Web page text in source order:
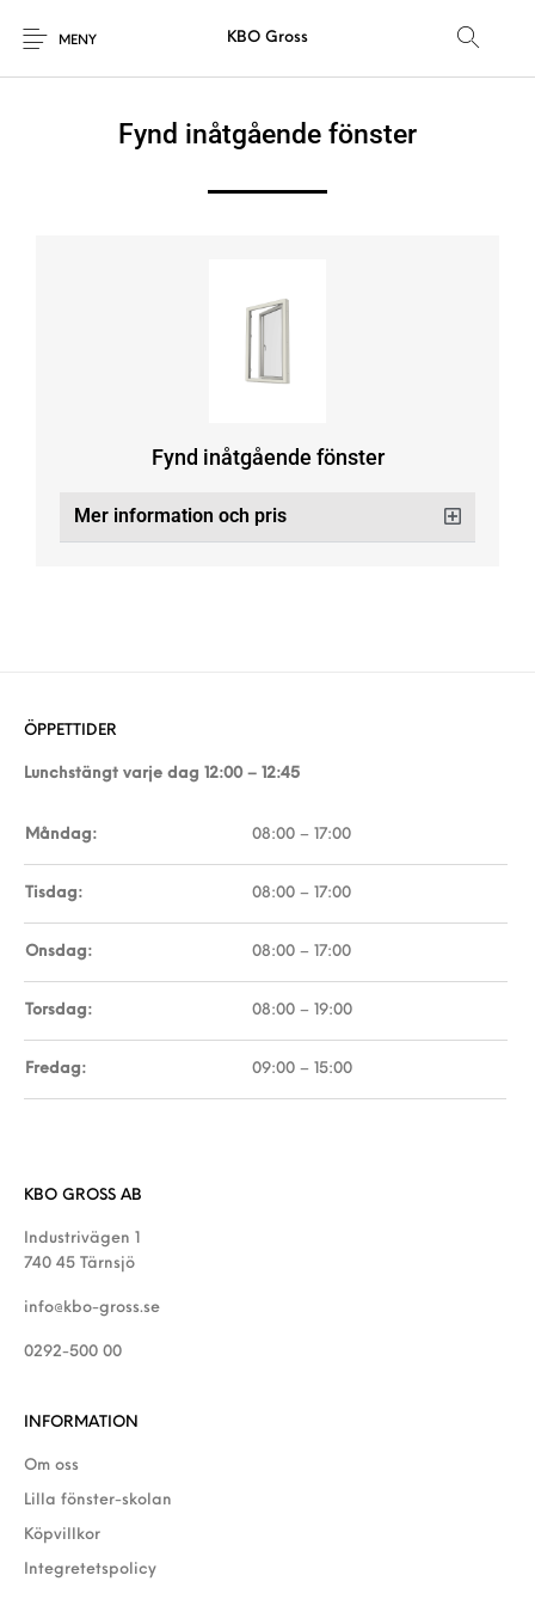
MENY KBO Gross
Fynd inåtgående fönster
Fynd inåtgående fönster
Mer information och pris
ÖPPETTIDER
Lunchstängt varje dag 12:00 – 12:45
Måndag: 08:00 – 17:00
Tisdag: 08:00 – 17:00
Onsdag: 08:00 – 17:00
Torsdag: 08:00 – 19:00
Fredag: 09:00 – 15:00
KBO GROSS AB
Industrivägen 1
740 45 Tärnsjö
info@kbo-gross.se
0292-500 00
INFORMATION
Om oss
Lilla fönster-skolan
Köpvillkor
Integretetspolicy